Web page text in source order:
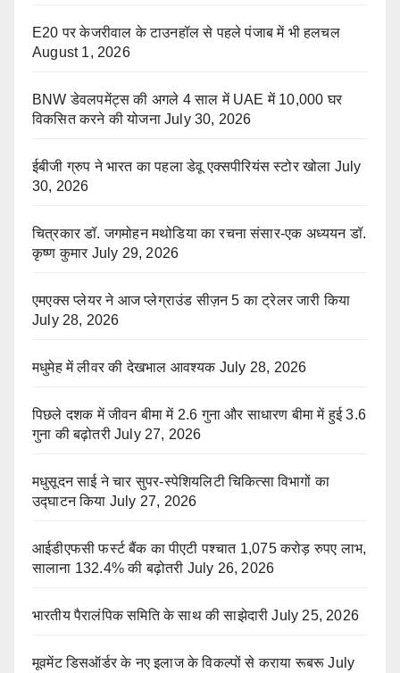
E20 पर केजरीवाल के टाउनहॉल से पहले पंजाब में भी हलचल
August 1, 2026
BNW डेवलपमेंट्स की अगले 4 साल में UAE में 10,000 घर
विकसित करने की योजना July 30, 2026
ईबीजी ग्रुप ने भारत का पहला डेवू एक्सपीरियंस स्टोर खोला July
30, 2026
चित्रकार डॉ. जगमोहन मथोडिया का रचना संसार-एक अध्ययन डॉ.
कृष्ण कुमार July 29, 2026
एमएक्स प्लेयर ने आज प्लेग्राउंड सीज़न 5 का ट्रेलर जारी किया
July 28, 2026
मधुमेह में लीवर की देखभाल आवश्यक July 28, 2026
पिछले दशक में जीवन बीमा में 2.6 गुना और साधारण बीमा में हुई 3.6
गुना की बढ़ोतरी July 27, 2026
मधुसूदन साई ने चार सुपर-स्पेशियलिटी चिकित्सा विभागों का
उद्घाटन किया July 27, 2026
आईडीएफसी फर्स्ट बैंक का पीएटी पश्चात 1,075 करोड़ रुपए लाभ,
सालाना 132.4% की बढ़ोतरी July 26, 2026
भारतीय पैरालंपिक समिति के साथ की साझेदारी July 25, 2026
मूवमेंट डिसऑर्डर के नए इलाज के विकल्पों से कराया रूबरू July